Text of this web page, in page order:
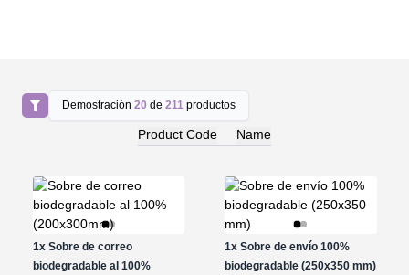
Demostración20 de211 productos
Product Code Name
1xSobre de correo
biodegradable al 100%
1x Sobre de envío 100%
biodegradable (250x350 mm)